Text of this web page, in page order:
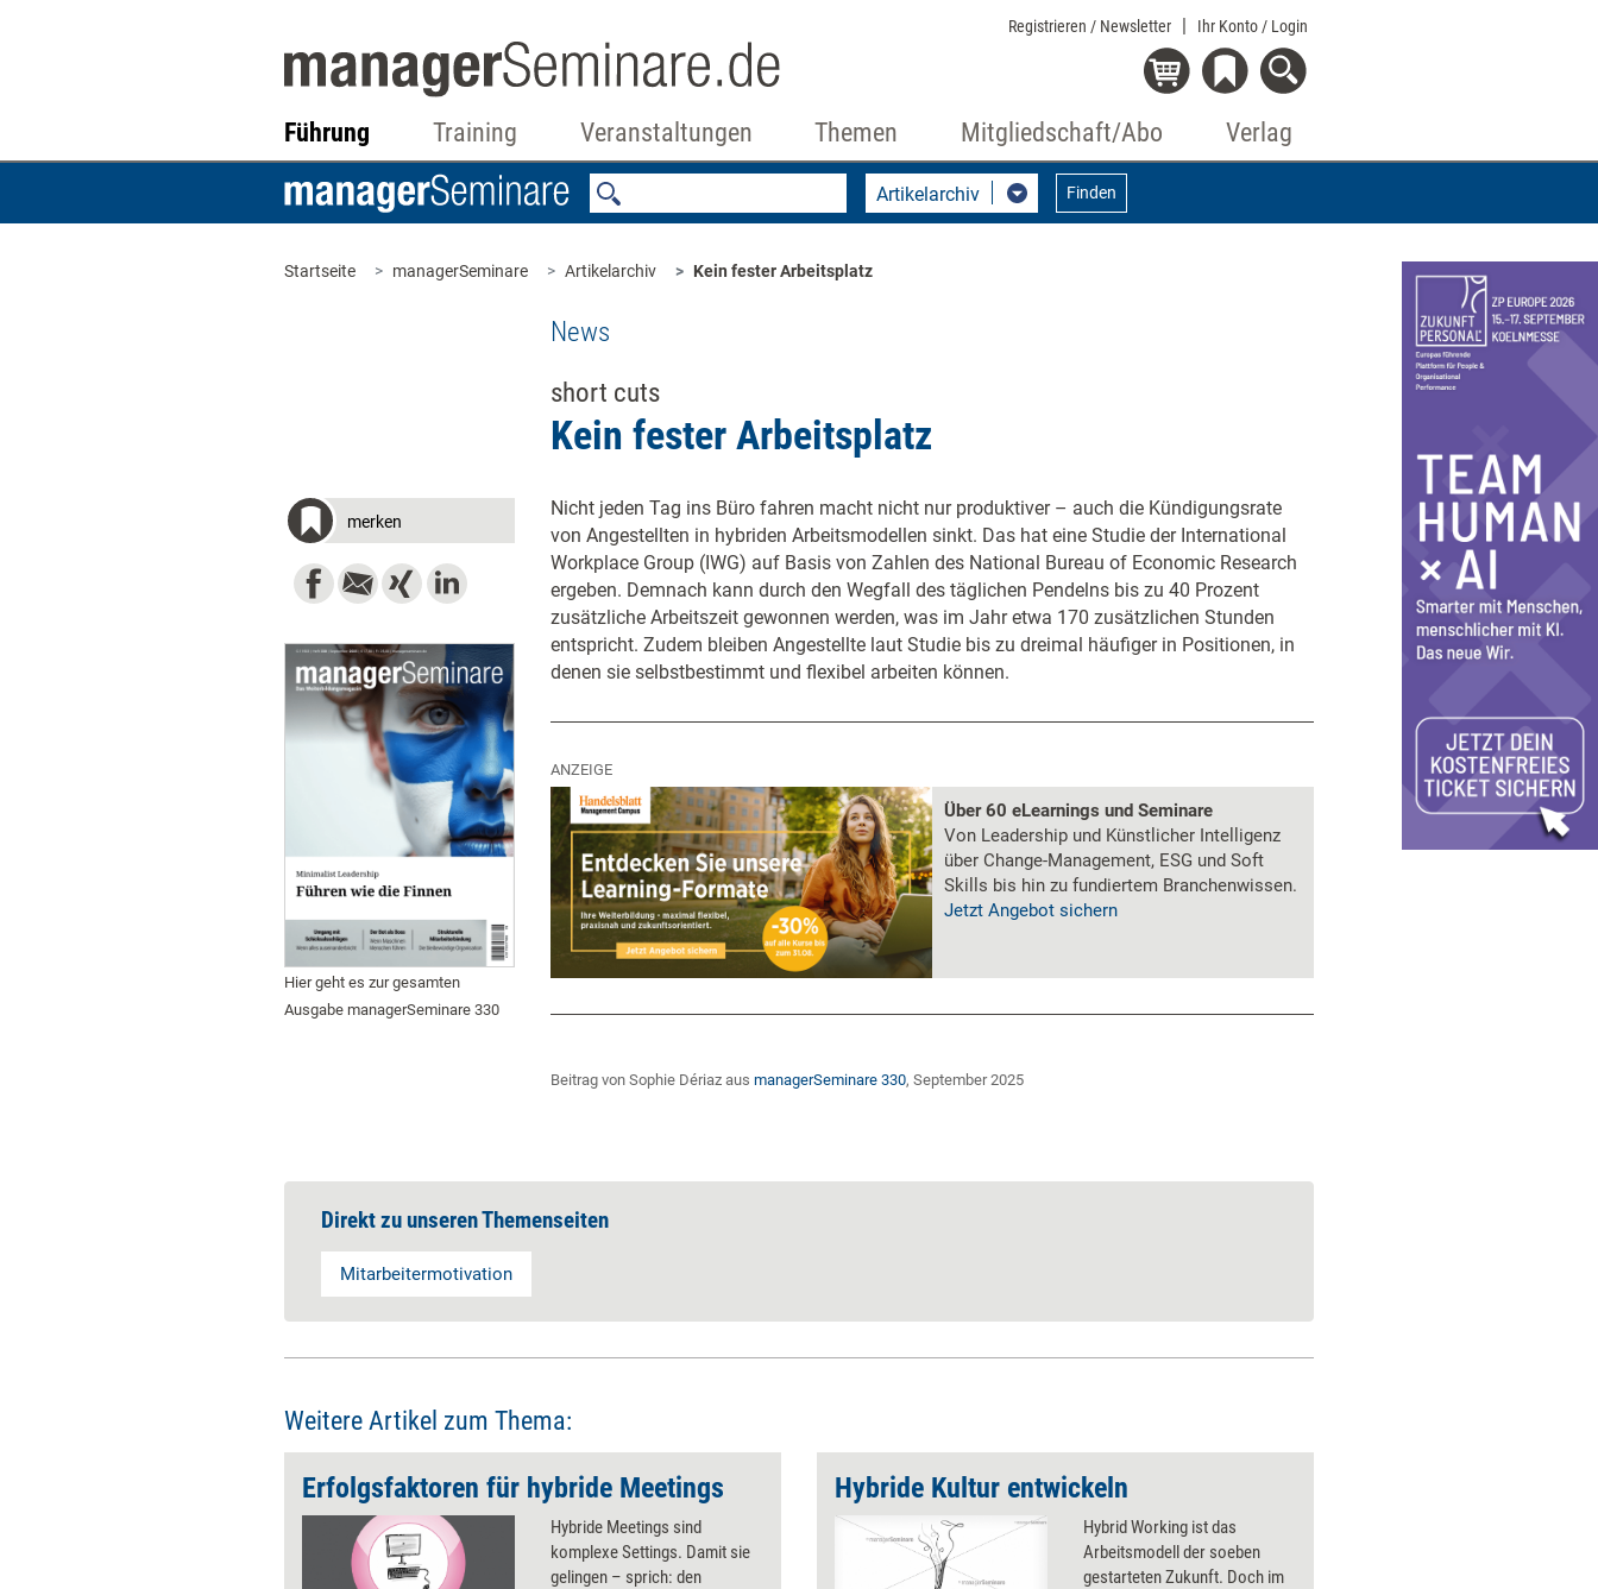
Registrieren / Newsletter Ihr Konto / Login
Führung Training Veranstaltungen Themen Mitgliedschaft/Abo Verlag
Artikelarchiv Finden
Startseite managerSeminare Artikelarchiv Kein fester Arbeitsplatz
News
short cuts
Kein fester Arbeitsplatz
merken
Hier geht es zur gesamten
Ausgabe managerSeminare 330
Nicht jeden Tag ins Büro fahren macht nicht nur produktiver – auch die Kündigungsrate
von Angestellten in hybriden Arbeitsmodellen sinkt. Das hat eine Studie der International
Workplace Group (IWG) auf Basis von Zahlen des National Bureau of Economic Research
ergeben. Demnach kann durch den Wegfall des täglichen Pendelns bis zu 40 Prozent
zusätzliche Arbeitszeit gewonnen werden, was im Jahr etwa 170 zusätzlichen Stunden
entspricht. Zudem bleiben Angestellte laut Studie bis zu dreimal häufiger in Positionen, in
denen sie selbstbestimmt und flexibel arbeiten können.
ANZEIGE
Über 60 eLearnings und Seminare
Von Leadership und Künstlicher Intelligenz
über Change-Management, ESG und Soft
Skills bis hin zu fundiertem Branchenwissen.
Jetzt Angebot sichern
Beitrag von Sophie Dériaz aus managerSeminare 330, September 2025
Direkt zu unseren Themenseiten
Mitarbeitermotivation
Weitere Artikel zum Thema:
Erfolgsfaktoren für hybride Meetings
Hybride Meetings sind
komplexe Settings. Damit sie
gelingen – sprich: den
Hybride Kultur entwickeln
Hybrid Working ist das
Arbeitsmodell der soeben
gestarteten Zukunft. Doch im